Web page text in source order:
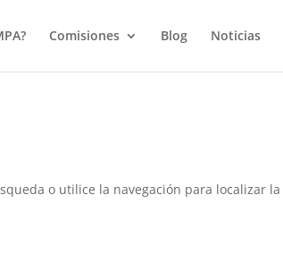
Comisiones Blog Noticias
o utilice la navegación para localizar la